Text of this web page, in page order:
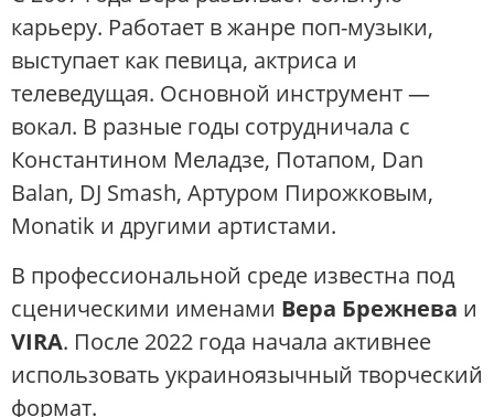
карьеру. Работает в жанре поп-музыки,
выступает как певица, актриса и
телеведущая. Основной инструмент —
вокал. В разные годы сотрудничала с
Константином Меладзе, Потапом, Dan
Balan, DJ Smash, Артуром Пирожковым,
Monatik и другими артистами.
В профессиональной среде известна под
сценическими именами Вера Брежнева и
VIRA. После 2022 года начала активнее
использовать украиноязычный творческий
формат.